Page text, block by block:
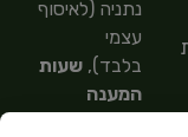
נתניה (לאיסוף
עצמי
בלבד),שעות
המענה